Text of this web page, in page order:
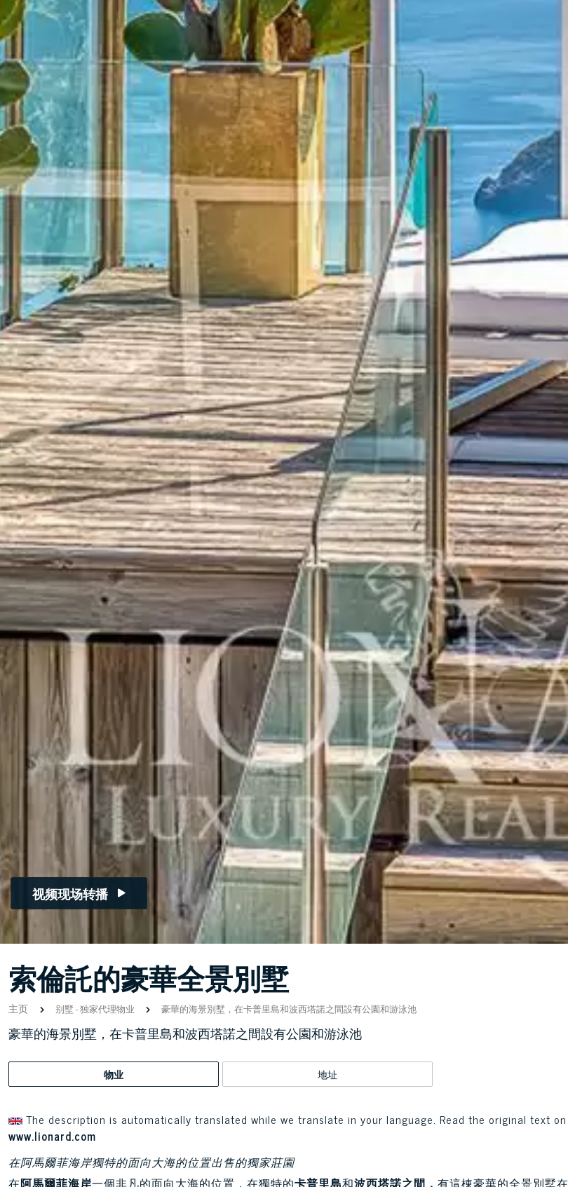
视频现场转播
索倫託的豪華全景別墅
主页 别墅-独家代理物业 豪華的海景別墅，在卡普里島和波西塔諾之間設有公園和游泳池
豪華的海景別墅，在卡普里島和波西塔諾之間設有公園和游泳池
物业 地址
The description is automatically translated while we translate in your language. Read the original text on
www.lionard.com
在阿馬爾菲海岸獨特的面向大海的位置出售的獨家莊園
在阿馬爾菲海岸一個非凡的面向大海的位置，在獨特的卡普里島和波西塔諾之間， 有這棟豪華的全景別墅在